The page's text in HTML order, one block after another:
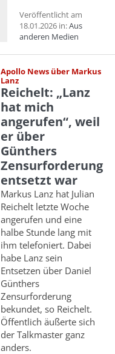
Veröffentlicht am
18.01.2026 in:Aus
anderen Medien
Apollo News über Markus
Lanz
Reichelt: „Lanz
hat mich
angerufen“, weil
er über
Günthers
Zensurforderung
entsetzt war
Markus Lanz hat Julian
Reichelt letzte Woche
angerufen und eine
halbe Stunde lang mit
ihm telefoniert. Dabei
habe Lanz sein
Entsetzen über Daniel
Günthers
Zensurforderung
bekundet, so Reichelt.
Öffentlich äußerte sich
der Talkmaster ganz
anders.